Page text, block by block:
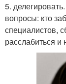
5.
вопросы: кто
специалистов,
расслабиться и